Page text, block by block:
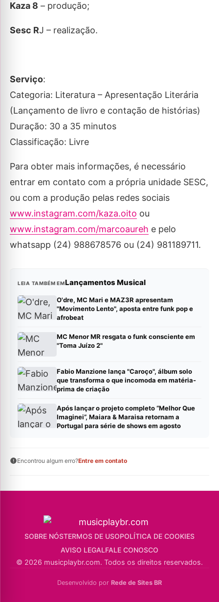
Kaza 8 – produção;
Sesc RJ – realização.
Serviço:
Categoria: Literatura – Apresentação Literária
(Lançamento de livro e contação de histórias)
Duração: 30 a 35 minutos
Classificação: Livre
Para obter mais informações, é necessário
entrar em contato com a própria unidade SESC,
ou com a produção pelas redes sociais
www.instagram.com/kaza.oito ou
www.instagram.com/marcoaureh e pelo
whatsapp (24) 988678576 ou (24) 981189711.
LEIA TAMBÉM EMLançamentos Musical
O'dre, MC Mari e MAZ3R apresentam
"Movimento Lento", aposta entre funk pop e
afrobeat
MC Menor MR resgata o funk consciente em
"Toma Juízo 2"
Fabio Manzione lança "Caroço", álbum solo
que transforma o que incomoda em matéria-
prima de criação
Após lançar o projeto completo “Melhor Que
Imaginei”, Maiara & Maraisa retornam a
Portugal para série de shows em agosto
Encontrou algum erro?Entre em contato
SOBRE NÓSTERMOS DE USOPOLÍTICA DE COOKIES
AVISO LEGALFALE CONOSCO
© 2026 musicplaybr.com. Todos os direitos reservados.
Desenvolvido por Rede de Sites BR